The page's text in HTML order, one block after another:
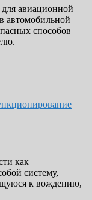
для авиационной
автомобильной
способов
как
систему,
к вождению,